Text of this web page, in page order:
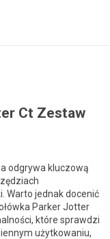
Ct Zestaw
odgrywa kluczową
Warto jednak docenić
Parker Jotter
które sprawdzi
użytkowaniu,